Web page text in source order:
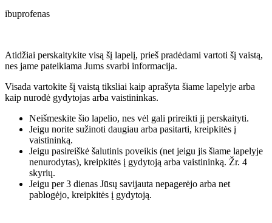
ibuprofenas
Atidžiai perskaitykite visą šį lapelį, prieš pradėdami vartoti šį vaistą,
nes jame pateikiama Jums svarbi informacija.
Visada vartokite šį vaistą tiksliai kaip aprašyta šiame lapelyje arba
kaip nurodė gydytojas arba vaistininkas.
Neišmeskite šio lapelio, nes vėl gali prireikti jį perskaityti.
Jeigu norite sužinoti daugiau arba pasitarti, kreipkitės į
vaistininką.
Jeigu pasireiškė šalutinis poveikis (net jeigu jis šiame lapelyje
nenurodytas), kreipkitės į gydytoją arba vaistininką. Žr. 4
skyrių.
Jeigu per 3 dienas Jūsų savijauta nepagerėjo arba net
pablogėjo, kreipkitės į gydytoją.